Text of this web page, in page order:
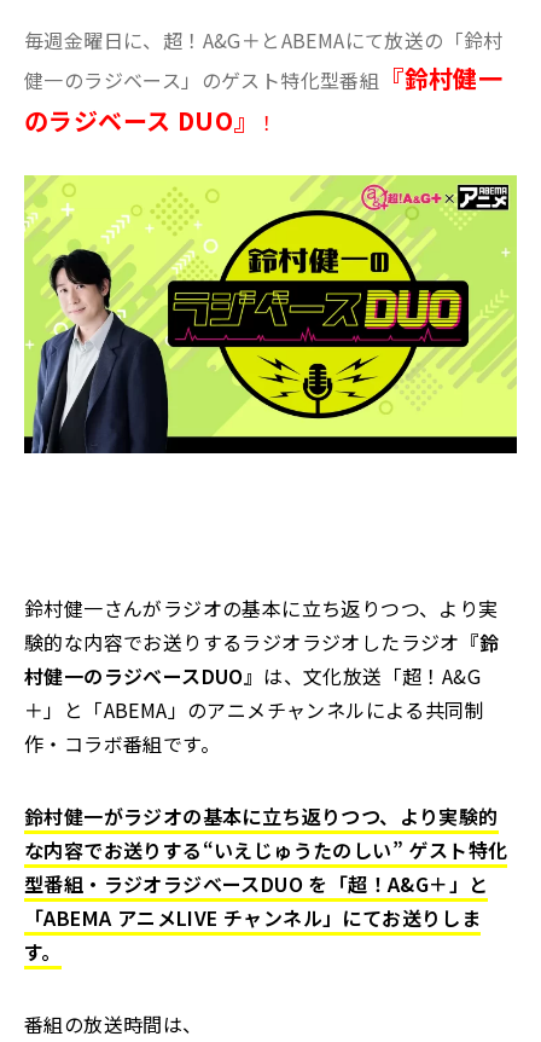
毎週金曜日に、超！A&G＋とABEMAにて放送の「鈴村
健一のラジベース」のゲスト特化型番組 『鈴村健一
のラジベース DUO』
！
鈴村健一さんがラジオの基本に立ち返りつつ、より実
験的な内容でお送りするラジオラジオしたラジオ 『鈴
村健一のラジベースDUO』 は、文化放送「超！A&G
＋」と「ABEMA」のアニメチャンネルによる共同制
作・コラボ番組です。
鈴村健一がラジオの基本に立ち返りつつ、より実験的
な内容でお送りする“いえじゅうたのしい” ゲスト特化
型番組・ラジオラジベースDUO を「超！A&G＋」と
「ABEMA アニメLIVE チャンネル」にてお送りしま
す。
番組の放送時間は、